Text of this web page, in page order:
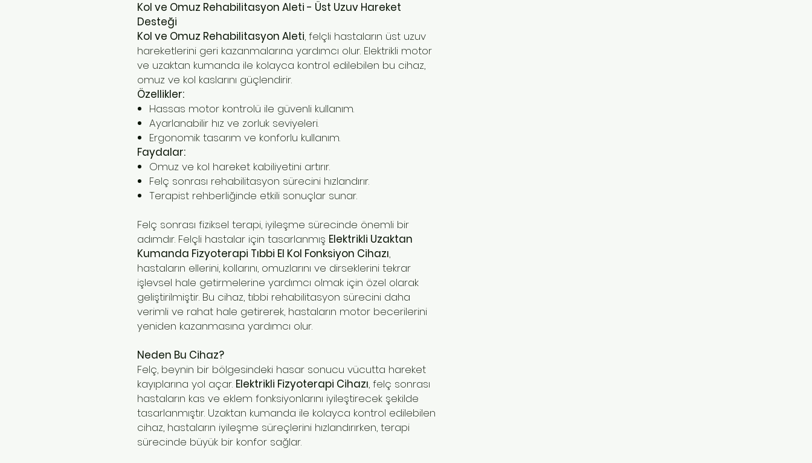
Kol ve Omuz Rehabilitasyon Aleti - Üst Uzuv Hareket
Desteği
Kol ve Omuz Rehabilitasyon Aleti, felçli hastaların üst uzuv
hareketlerini geri kazanmalarına yardımcı olur. Elektrikli motor
ve uzaktan kumanda ile kolayca kontrol edilebilen bu cihaz,
omuz ve kol kaslarını güçlendirir.
Özellikler:
Hassas motor kontrolü ile güvenli kullanım.
Ayarlanabilir hız ve zorluk seviyeleri.
Ergonomik tasarım ve konforlu kullanım.
Faydalar:
Omuz ve kol hareket kabiliyetini artırır.
Felç sonrası rehabilitasyon sürecini hızlandırır.
Terapist rehberliğinde etkili sonuçlar sunar.
Felç sonrası fiziksel terapi, iyileşme sürecinde önemli bir
adımdır. Felçli hastalar için tasarlanmış Elektrikli Uzaktan
Kumanda Fizyoterapi Tıbbi El Kol Fonksiyon Cihazı,
hastaların ellerini, kollarını, omuzlarını ve dirseklerini tekrar
işlevsel hale getirmelerine yardımcı olmak için özel olarak
geliştirilmiştir. Bu cihaz, tıbbi rehabilitasyon sürecini daha
verimli ve rahat hale getirerek, hastaların motor becerilerini
yeniden kazanmasına yardımcı olur.
Neden Bu Cihaz?
Felç, beynin bir bölgesindeki hasar sonucu vücutta hareket
kayıplarına yol açar. Elektrikli Fizyoterapi Cihazı, felç sonrası
hastaların kas ve eklem fonksiyonlarını iyileştirecek şekilde
tasarlanmıştır. Uzaktan kumanda ile kolayca kontrol edilebilen
cihaz, hastaların iyileşme süreçlerini hızlandırırken, terapi
sürecinde büyük bir konfor sağlar.